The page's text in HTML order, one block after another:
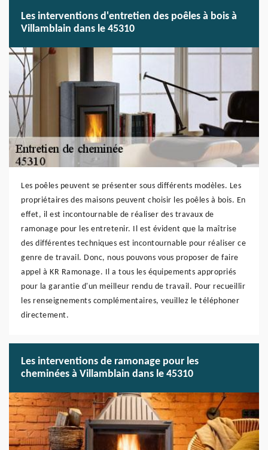
Les interventions d'entretien des poêles à bois à
Villamblain dans le 45310
Les poêles peuvent se présenter sous différents modèles. Les
propriétaires des maisons peuvent choisir les poêles à bois. En
effet, il est incontournable de réaliser des travaux de
ramonage pour les entretenir. Il est évident que la maîtrise
des différentes techniques est incontournable pour réaliser ce
genre de travail. Donc, nous pouvons vous proposer de faire
appel à KR Ramonage. Il a tous les équipements appropriés
pour la garantie d'un meilleur rendu de travail. Pour recueillir
les renseignements complémentaires, veuillez le téléphoner
directement.
Les interventions de ramonage pour les
cheminées à Villamblain dans le 45310